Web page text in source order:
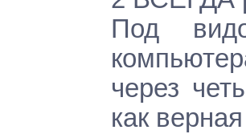
Под
через
как